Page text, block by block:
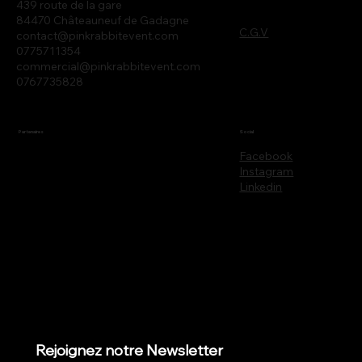
439 route de la gare
84470 Châteauneuf de Gadagne
contact@pinkrabbitevent.com
0775711354
commercial@pinkrabbitevent.com
0767735828
C.G.V
Partenaires
Facebook
Instagram
Linkedin
Social
Rejoignez notre Newsletter